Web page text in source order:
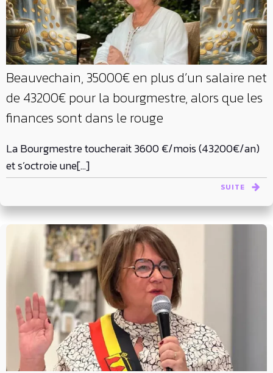
Beauvechain, 35000€ en plus d’un salaire net
de 43200€ pour la bourgmestre, alors que les
finances sont dans le rouge
La Bourgmestre toucherait 3600 €/mois (43200€/an)
et s’octroie une[…]
SUITE